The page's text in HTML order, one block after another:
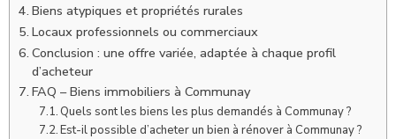
Biens atypiques et propriétés rurales
Locaux professionnels ou commerciaux
Conclusion : une offre variée, adaptée à chaque profil
d’acheteur
FAQ – Biens immobiliers à Communay
Quels sont les biens les plus demandés à Communay ?
Est-il possible d’acheter un bien à rénover à Communay ?